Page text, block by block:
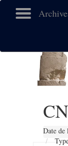
Date de